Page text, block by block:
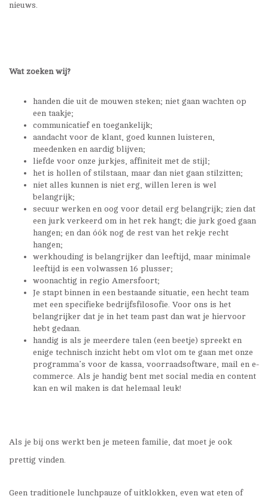
nieuws.
Wat zoeken wij?
handen die uit de mouwen steken; niet gaan wachten op
een taakje;
communicatief en toegankelijk;
aandacht voor de klant, goed kunnen luisteren,
meedenken en aardig blijven;
liefde voor onze jurkjes, affiniteit met de stijl;
het is hollen of stilstaan, maar dan niet gaan stilzitten;
niet alles kunnen is niet erg, willen leren is wel
belangrijk;
secuur werken en oog voor detail erg belangrijk; zien dat
een jurk verkeerd om in het rek hangt; die jurk goed gaan
hangen; en dan óók nog de rest van het rekje recht
hangen;
werkhouding is belangrijker dan leeftijd, maar minimale
leeftijd is een volwassen 16 plusser;
woonachtig in regio Amersfoort;
Je stapt binnen in een bestaande situatie, een hecht team
met een specifieke bedrijfsfilosofie. Voor ons is het
belangrijker dat je in het team past dan wat je hiervoor
hebt gedaan.
handig is als je meerdere talen (een beetje) spreekt en
enige technisch inzicht hebt om vlot om te gaan met onze
programma’s voor de kassa, voorraadsoftware, mail en e-
commerce. Als je handig bent met social media en content
kan en wil maken is dat helemaal leuk!
Als je bij ons werkt ben je meteen familie, dat moet je ook
prettig vinden.
Geen traditionele lunchpauze of uitklokken, even wat eten of